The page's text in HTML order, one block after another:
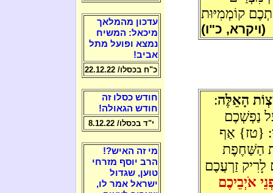
קוֹמְמִיּוּת
(ויקרא, כ"ו)
הָאֵלֶּה:
נַפְשְׁכֶם
{טז} אַף
הַשַּׁחֶפֶת
לָרִיק זַרְעֲכֶם
אֹיְבֵיכֶם
עדכון מהמלאך
מיכאל: המשיח
נמצא ופועל מתל
אביב!
כ"ח בכסלו/ 22.12.22
חודש כסלו זה
חודש הגאולה!
י"ד בכסלו/ 8.12.22
מי זה האיש?!
הרב יוסף מזרחי
טוען, שגדול
ישראל אמר לו,